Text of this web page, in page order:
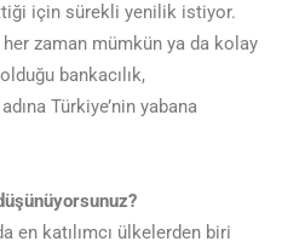
için sürekli yenilik istiyor.
zaman mümkün ya da kolay
bankacılık,
Türkiye’nin yabana
en katılımcı ülkelerden biri